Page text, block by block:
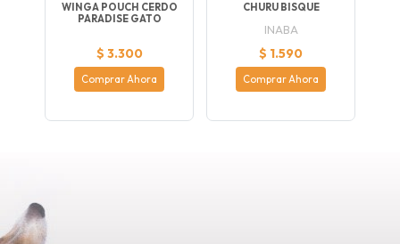
WINGA POUCH CERDO
PARADISE GATO
$ 3.300
Comprar Ahora
CHURU BISQUE
INABA
$ 1.590
Comprar Ahora